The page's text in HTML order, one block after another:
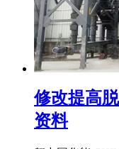
修改提高
资料